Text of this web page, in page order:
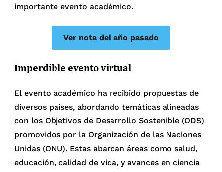
importante evento académico.
Ver nota del año pasado
Imperdible evento virtual
El evento académico ha recibido propuestas de
diversos países, abordando temáticas alineadas
con los Objetivos de Desarrollo Sostenible (ODS)
promovidos por la Organización de las Naciones
Unidas (ONU). Estas abarcan áreas como salud,
educación, calidad de vida, y avances en ciencia